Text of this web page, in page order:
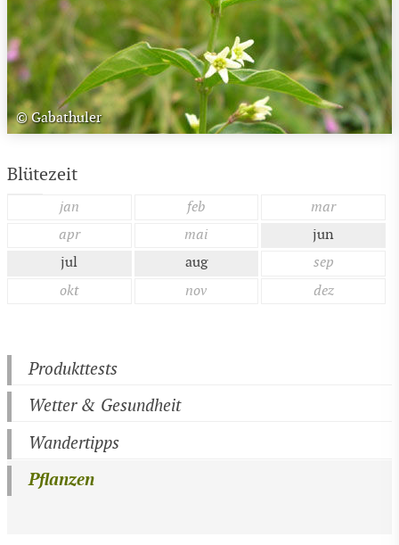
© Gabathuler
Blütezeit
jan feb
mar
apr
mai
jun
jul
aug
sep
okt
nov dez
Produkttests
Wetter & Gesundheit
Wandertipps
Pflanzen